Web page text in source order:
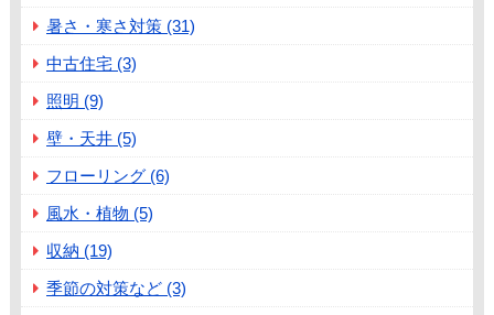
暑さ・寒さ対策 (31)
中古住宅 (3)
照明 (9)
壁・天井 (5)
フローリング (6)
風水・植物 (5)
収納 (19)
季節の対策など (3)